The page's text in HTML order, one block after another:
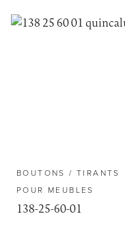
BOUTONS / TIRANTS
POUR MEUBLES
138-25-60-01